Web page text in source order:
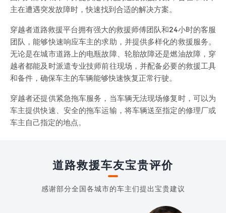
主在遭遇突发故障时，快速找到合适的解决方案。
穿越者道路救援平台拥有强大的救援师傅团队和24小时的客服
团队，能够快速响应车主的求助，并提供多样化的救援服务。
无论是在城市道路上的电瓶故障、轮胎故障还是燃油故障，穿
越者都能及时派遣专业技师前往现场，并配备必要的救援工具
和备件，确保车主的车辆能够快速恢复正常行驶。
穿越者还提供紧急拖车服务，当车辆无法现场修复时，可以为
车主提供快速、安全的拖车运输，将车辆送至指定的修理厂或
车主自己指定的地点。
道路救援车友宝贵评价
感谢部分全国各城市的车主们提出宝贵建议